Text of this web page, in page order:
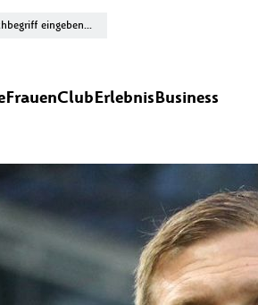
FrauenClubErlebnisBusiness